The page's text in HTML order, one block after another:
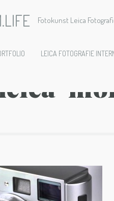
Fotokunst Leica
LEICA FOTOGRAFIE
1166-